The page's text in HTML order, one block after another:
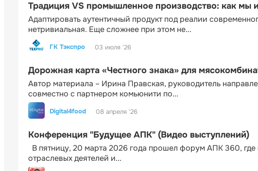
Традиция VS промышленное производство: как мы
Адаптировать аутентичный продукт под реалии
нетривиальная. Еще сложнее при этом не...
ГК Тэкспро 03 июля '26
Дорожная карта «Честного знака» для
Автор материала – Ирина Правская, руководитель
совместно с партнером комьюнити по...
Digital4food 08 апреля '26
Конференция "Будущее АПК" (Видео выступлений)
В пятницу, 20 марта 2026 года прошел форум АПК 360,
отраслевых деятелей и...